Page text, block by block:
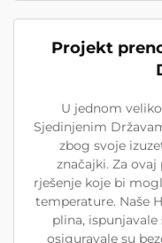
Projekt
U jednom
Sjedinjenim
zbog svoje
značajki. Za
rješenje koje bi
temperature. Naše
plina,
osiguravale su